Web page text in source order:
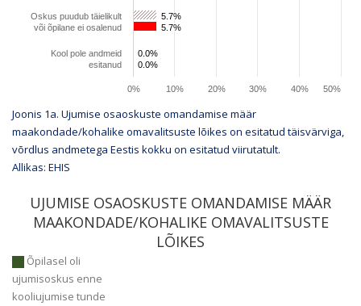
5.7%
5.7%
0.0%
0.0%
5.7%
5.7%
0.0%
0.0%
Oskus puudub täielikult
või õpilane ei osalenud
Kool pole andmeid
esitanud
0% 10% 20% 30% 40% 50%
Joonis 1a. Ujumise osaoskuste omandamise määr
maakondade/kohalike omavalitsuste lõikes on esitatud täisvärviga,
võrdlus andmetega Eestis kokku on esitatud viirutatult.
Allikas: EHIS
UJUMISE OSAOSKUSTE OMANDAMISE MÄÄR
MAAKONDADE/KOHALIKE OMAVALITSUSTE
LÕIKES
Õpilasel oli
ujumisoskus enne
kooliujumise tunde